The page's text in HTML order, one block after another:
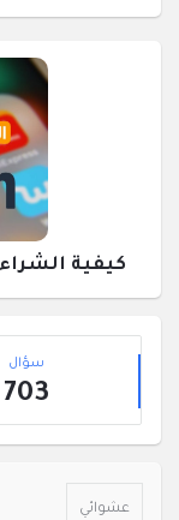
كيفية الشراء
القائمة
الجانبية
إحصائيات
سؤال
703
عشوائي